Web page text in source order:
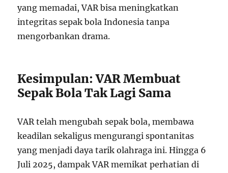
yang memadai, VAR bisa meningkatkan
integritas sepak bola Indonesia tanpa
mengorbankan drama.
Kesimpulan: VAR Membuat
Sepak Bola Tak Lagi Sama
VAR telah mengubah sepak bola, membawa
keadilan sekaligus mengurangi spontanitas
yang menjadi daya tarik olahraga ini. Hingga 6
Juli 2025, dampak VAR memikat perhatian di